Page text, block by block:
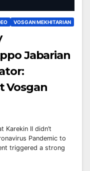
VOSGAN MEKHITARIAN
Jabarian
Vosgan
Karekin II didn’t
Pandemic to
triggered a strong